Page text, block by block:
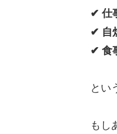
✔ 仕
✔ 自
✔ 食
とい
もし